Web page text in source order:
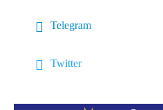
Telegram
Twitter